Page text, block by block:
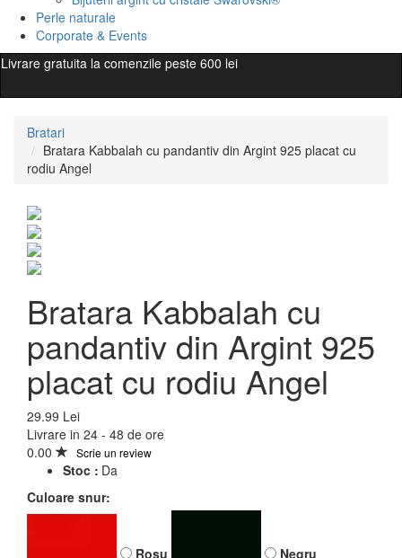
Perle naturale
Corporate & Events
Livrare gratuita la comenzile peste 600 lei
Bratari
Bratara Kabbalah cu pandantiv din Argint 925 placat cu
rodiu Angel
Bratara Kabbalah cu
pandantiv din Argint 925
placat cu rodiu Angel
Bratara Kabbalah cu
pandantiv din Argint 925
placat cu rodiu Angel
29.99 Lei
Livrare in 24 - 48 de ore
0.00
Scrie un review
Stoc : Da
Culoare snur:
Rosu Negru